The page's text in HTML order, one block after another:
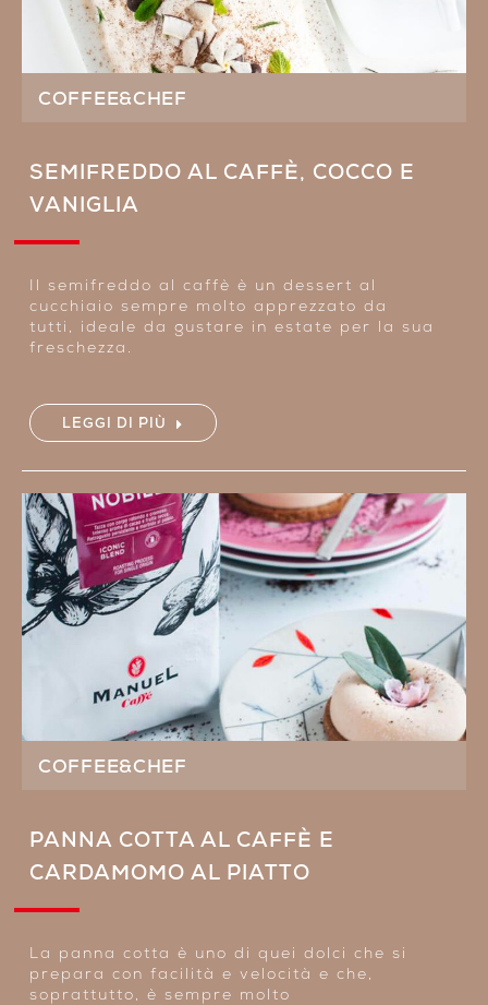
COFFEE&CHEF
SEMIFREDDO AL CAFFÈ, COCCO E
VANIGLIA
Il semifreddo al caffè è un dessert al
cucchiaio sempre molto apprezzato da
tutti, ideale da gustare in estate per la sua
freschezza.
LEGGI DI PIÙ
COFFEE&CHEF
PANNA COTTA AL CAFFÈ E
CARDAMOMO AL PIATTO
La panna cotta è uno di quei dolci che si
prepara con facilità e velocità e che,
soprattutto, è sempre molto